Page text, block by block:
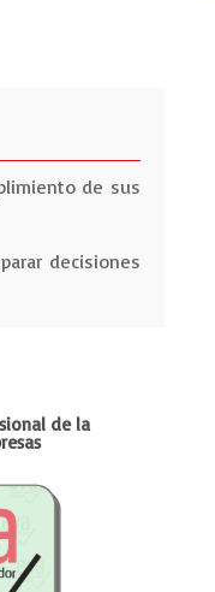
de sus
decisiones
de la